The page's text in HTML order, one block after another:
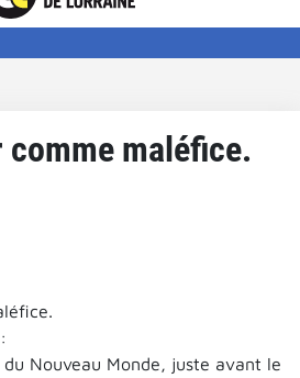
comme maléfice.
Nouveau Monde, juste avant le